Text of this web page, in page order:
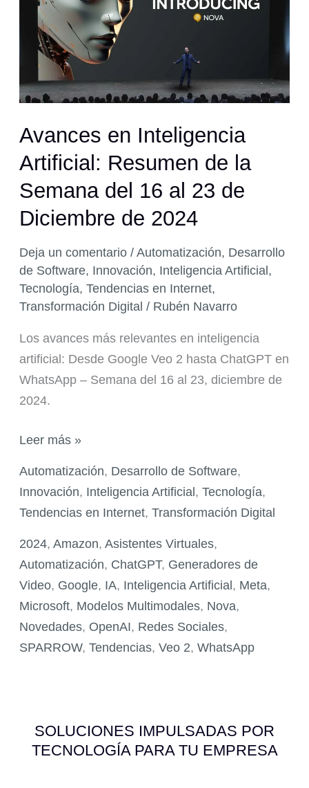
Avances en Inteligencia
Artificial: Resumen de la
Semana del 16 al 23 de
Diciembre de 2024
Deja un comentario /Automatización, Desarrollo
de Software, Innovación, Inteligencia Artificial,
Tecnología,Tendencias en Internet,
Transformación Digital / Rubén Navarro
Los avances más relevantes en inteligencia
artificial: Desde Google Veo 2 hasta ChatGPT en
WhatsApp – Semana del 16 al 23, diciembre de
2024.
Avances
de
la
Semana
del
16
al
2024
Leer más »
Automatización, Desarrollo de Software,
Innovación, Inteligencia Artificial,Tecnología,
Tendencias en Internet,Transformación Digital
2024,Amazon,Asistentes Virtuales,
Automatización, ChatGPT, Generadores de
Video, Google, IA, Inteligencia Artificial, Meta,
Microsoft, Modelos Multimodales, Nova,
Novedades, OpenAI, Redes Sociales,
SPARROW,Tendencias,Veo 2,WhatsApp
SOLUCIONES IMPULSADAS POR
TECNOLOGÍA PARA TU EMPRESA